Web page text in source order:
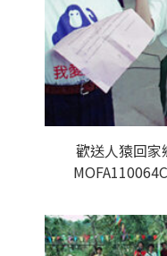
歡送人猿回